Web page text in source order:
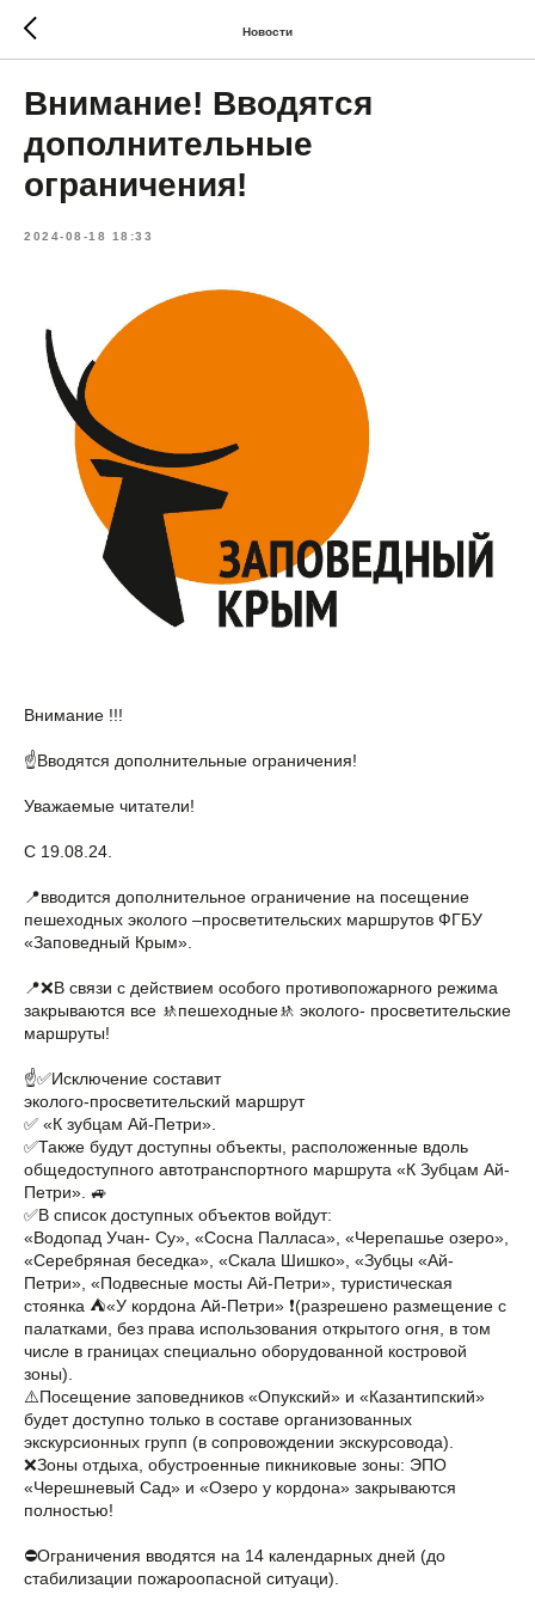
Новости
Внимание! Вводятся
дополнительные
ограничения!
2024-08-18 18:33
Внимание !!!
☝️Вводятся дополнительные ограничения!
Уважаемые читатели!
С 19.08.24.
📍вводится дополнительное ограничение на посещение
пешеходных эколого –просветительских маршрутов ФГБУ
«Заповедный Крым».
📍❌В связи с действием особого противопожарного режима
закрываются все 🚸пешеходные🚸 эколого- просветительские
маршруты!
☝️✅Исключение составит
эколого-просветительский маршрут
✅ «К зубцам Ай-Петри».
✅Также будут доступны объекты, расположенные вдоль
общедоступного автотранспортного маршрута «К Зубцам Ай-
Петри». 🚙
✅В список доступных объектов войдут:
«Водопад Учан- Су», «Сосна Палласа», «Черепашье озеро»,
«Серебряная беседка», «Скала Шишко», «Зубцы «Ай-
Петри», «Подвесные мосты Ай-Петри», туристическая
стоянка ⛺️«У кордона Ай-Петри» ❗️(разрешено размещение с
палатками, без права использования открытого огня, в том
числе в границах специально оборудованной костровой
зоны).
⚠️Посещение заповедников «Опукский» и «Казантипский»
будет доступно только в составе организованных
экскурсионных групп (в сопровождении экскурсовода).
❌Зоны отдыха, обустроенные пикниковые зоны: ЭПО
«Черешневый Сад» и «Озеро у кордона» закрываются
полностью!
⛔️Ограничения вводятся на 14 календарных дней (до
стабилизации пожароопасной ситуаци).